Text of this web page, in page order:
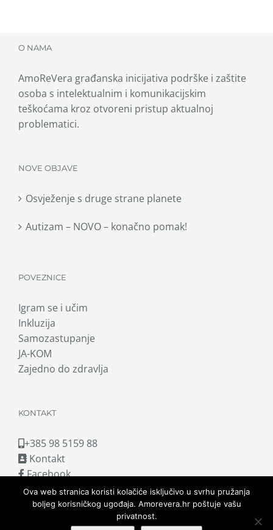
O NAMA
AmoReVera građanska inicijativa podrške i zaštite
osoba s intelektualnim i komunikacijskim
teškoćama kroz otvoreni pristup aktualnoj
problematici.
NOVE OBJAVE
Osvježenje s druge strane planete
Autizam – NOVO – konačno pomak!
POVEZNICE
Igram se i učim
Inkluzija
Samozastupanje
JA-KOM
Zajedno do zdravlja
KONTAKT
+385 98 5159 88
Kontakt
Facebook
Ova web stranica koristi kolačiće isključivo u svrhu pružanja
boljeg korisničkog ugođaja. Amorevera.hr poštuje vašu
privatnost.